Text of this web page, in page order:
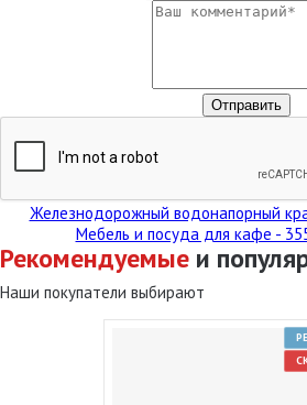
Железнодорожный водонапорный
Мебель и посуда для кафе -
Рекомендуемые и
Наши покупатели выбирают